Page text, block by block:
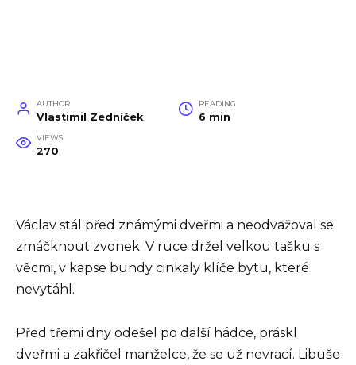
AUTHOR
Vlastimil Zedníček
READING
6 min
VIEWS
270
Václav stál před známými dveřmi a neodvažoval se
zmáčknout zvonek. V ruce držel velkou tašku s
věcmi, v kapse bundy cinkaly klíče bytu, které
nevytáhl.
Před třemi dny odešel po další hádce, práskl
dveřmi a zakřičel manželce, že se už nevrací. Libuše